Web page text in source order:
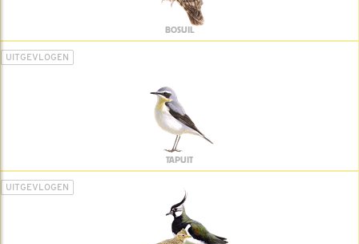
BOSUIL
UITGEVLOGEN
TAPUIT
UITGEVLOGEN